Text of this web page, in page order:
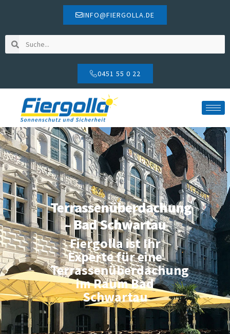
INFO@FIERGOLLA.DE
0451 55 0 22
Terrassenüberdachung
– Bad Schwartau
Fiergolla ist Ihr
Experte für eine
Terrassenüberdachung
im Raum Bad
Schwartau